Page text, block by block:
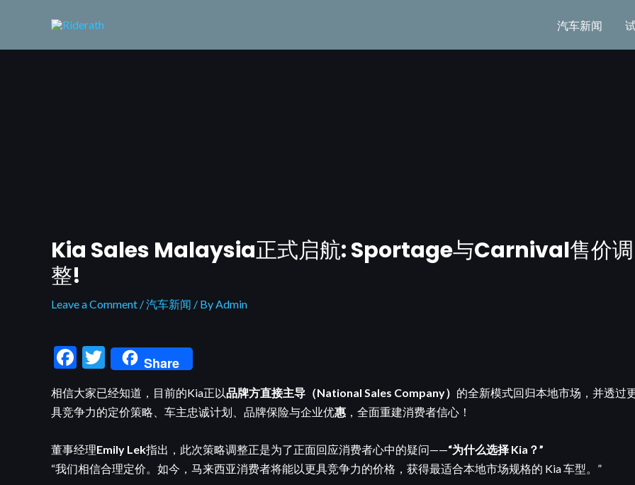
content
汽车新闻
Kia Sales Malaysia正式启航: Sportage与Carnival售价调
整!
Leave a Comment /汽车新闻 / ByAdmin
F
ac
e
b
o
o
T
w
itt
er
Share
相信大家已经知道，目前的Kia正以品牌方直接主导（National Sales Company） 的全新模式回归本地市场，并透过
具竞争力的定价策略、车主忠诚计划、品牌保险与企业优惠 ，全面重建消费者信心！
董事经理Emily Lek指出，此次策略调整正是为了正面回应消费者心中的疑问——“为什么选择 Kia？”
“我们相信合理定价。如今，马来西亚消费者将能以更具竞争力的价格，获得最适合本地市场规格的 Kia 车型。”
Post
navigation